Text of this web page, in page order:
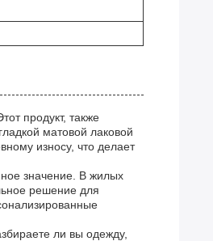
продукт, также
матовой лаковой
износу, что делает
значение. В жилых
решение для
ли вы одежду,